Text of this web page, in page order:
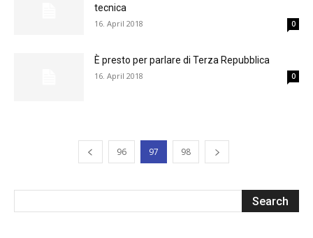
tecnica
16. April 2018 0
È presto per parlare di Terza Repubblica
16. April 2018 0
96 97 98